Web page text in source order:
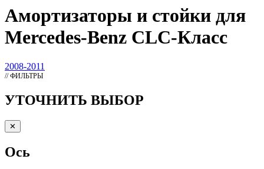
Амортизаторы и стойки для
Mercedes-Benz CLC-Класс
2008-2011
// ФИЛЬТРЫ
УТОЧНИТЬ ВЫБОР
✕
Ось